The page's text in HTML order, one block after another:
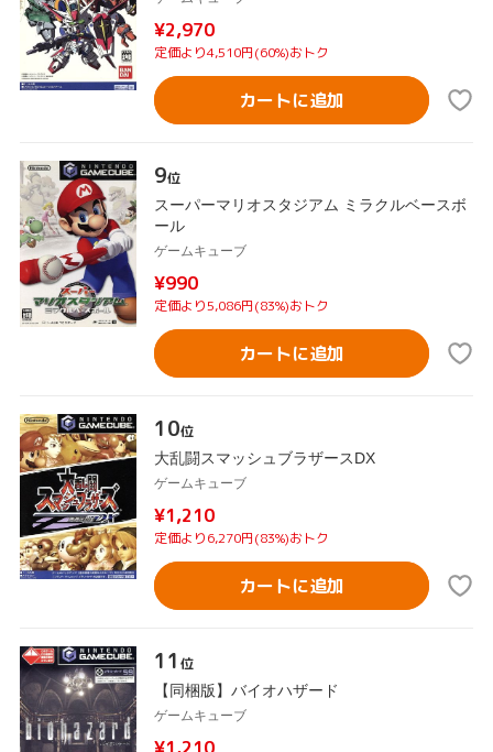
¥2,970
定価より4,510円(60%)おトク
カートに追加
9位
スーパーマリオスタジアム ミラクルベースボ
ール
ゲームキューブ
¥990
定価より5,086円(83%)おトク
カートに追加
10位
大乱闘スマッシュブラザースDX
ゲームキューブ
¥1,210
定価より6,270円(83%)おトク
カートに追加
11 位
【同梱版】バイオハザード
ゲームキューブ